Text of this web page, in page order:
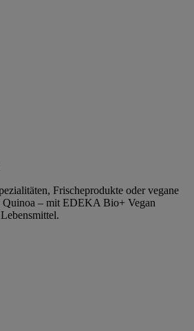
Frischeprodukte oder vegane
– mit EDEKA Bio+ Vegan